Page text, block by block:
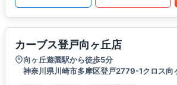
カーブス登戸向ヶ丘店
向ヶ丘遊園駅から徒歩5分
神奈川県川崎市多摩区登戸2779-1クロス向